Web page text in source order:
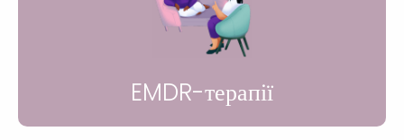
EMDR-терапії